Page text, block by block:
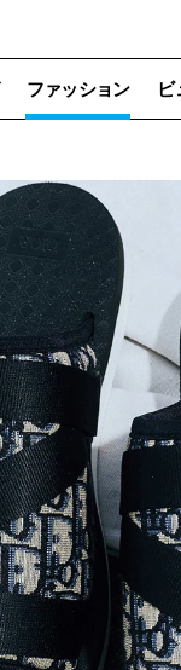
ファッション ビ